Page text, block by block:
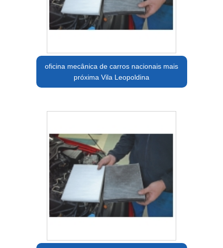
oficina mecânica de carros nacionais mais
próxima Vila Leopoldina